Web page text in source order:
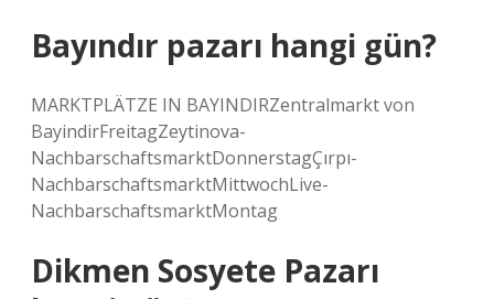
Bayındır pazarı hangi gün?
MARKTPLÄTZE IN BAYINDIRZentralmarkt von
BayindirFreitagZeytinova-
NachbarschaftsmarktDonnerstagÇırpı-
NachbarschaftsmarktMittwochLive-
NachbarschaftsmarktMontag
Dikmen Sosyete Pazarı